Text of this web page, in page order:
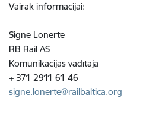
Vairāk informācijai:
Signe Lonerte
RB Rail AS
Komunikācijas vadītāja
+ 371 2911 61 46
signe.lonerte@railbaltica.org